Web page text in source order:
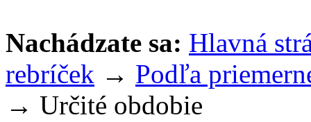
Nachádzate sa: Hlavná
rebríček → Podľa
→ Určité obdobie